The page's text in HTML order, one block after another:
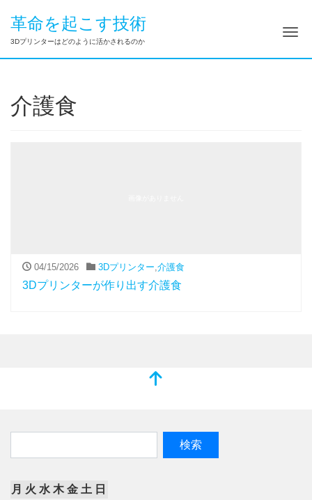
革命を起こす技術
3Dプリンターはどのように活かされるのか ナ
介護食
04/15/2026 3Dプリンター,介護食
3Dプリンターが作り出す介護食
月 火 水 木 金 土 日